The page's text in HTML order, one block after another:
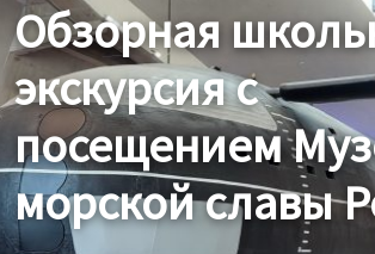
Обзорная
экскурсия с
посещением
морской славы